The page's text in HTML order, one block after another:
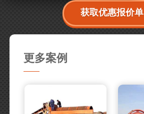
获取优惠报价单
更多案例